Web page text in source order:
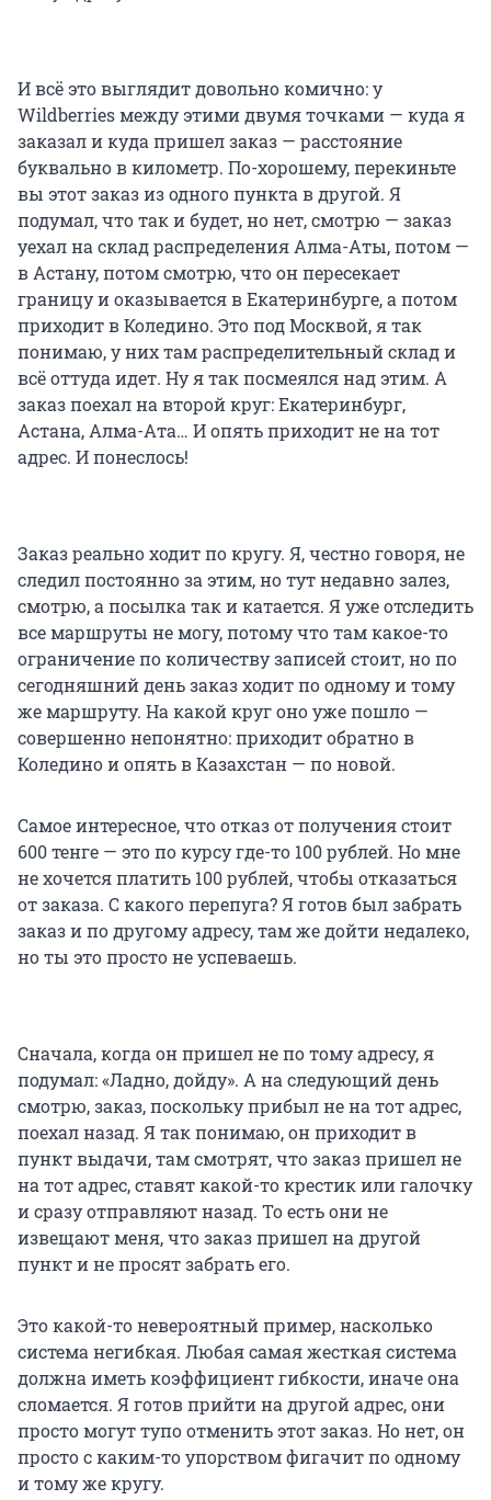
И всё это выглядит довольно комично: у
Wildberries между этими двумя точками — куда я
заказал и куда пришел заказ — расстояние
буквально в километр. По-хорошему, перекиньте
вы этот заказ из одного пункта в другой. Я
подумал, что так и будет, но нет, смотрю — заказ
уехал на склад распределения Алма-Аты, потом —
в Астану, потом смотрю, что он пересекает
границу и оказывается в Екатеринбурге, а потом
приходит в Коледино. Это под Москвой, я так
понимаю, у них там распределительный склад и
всё оттуда идет. Ну я так посмеялся над этим. А
заказ поехал на второй круг: Екатеринбург,
Астана, Алма-Ата… И опять приходит не на тот
адрес. И понеслось!
Заказ реально ходит по кругу. Я, честно говоря, не
следил постоянно за этим, но тут недавно залез,
смотрю, а посылка так и катается. Я уже отследить
все маршруты не могу, потому что там какое-то
ограничение по количеству записей стоит, но по
сегодняшний день заказ ходит по одному и тому
же маршруту. На какой круг оно уже пошло —
совершенно непонятно: приходит обратно в
Коледино и опять в Казахстан — по новой.
Самое интересное, что отказ от получения стоит
600 тенге — это по курсу где-то 100 рублей. Но мне
не хочется платить 100 рублей, чтобы отказаться
от заказа. С какого перепуга? Я готов был забрать
заказ и по другому адресу, там же дойти недалеко,
но ты это просто не успеваешь.
Сначала, когда он пришел не по тому адресу, я
подумал: «Ладно, дойду». А на следующий день
смотрю, заказ, поскольку прибыл не на тот адрес,
поехал назад. Я так понимаю, он приходит в
пункт выдачи, там смотрят, что заказ пришел не
на тот адрес, ставят какой-то крестик или галочку
и сразу отправляют назад. То есть они не
извещают меня, что заказ пришел на другой
пункт и не просят забрать его.
Это какой-то невероятный пример, насколько
система негибкая. Любая самая жесткая система
должна иметь коэффициент гибкости, иначе она
сломается. Я готов прийти на другой адрес, они
просто могут тупо отменить этот заказ. Но нет, он
просто с каким-то упорством фигачит по одному
и тому же кругу.